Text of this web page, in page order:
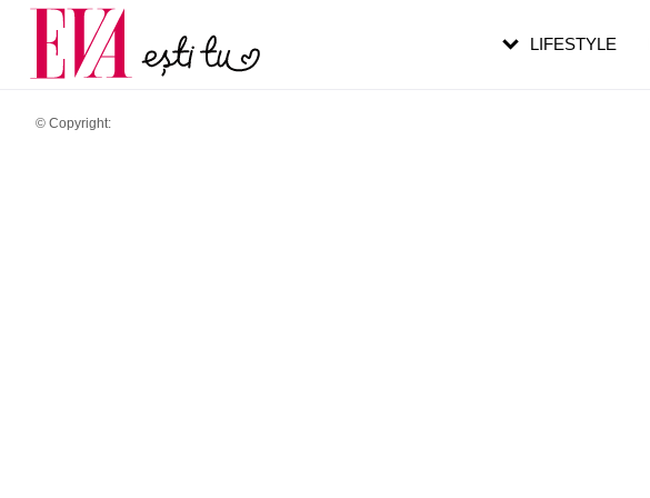
© Copyright:
LIFESTYLE
Carieră
Actualitate
pe măsură ce înaintezi în vârstă